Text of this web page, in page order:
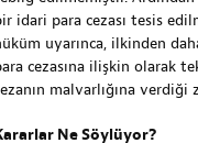
idari para cezası tesis
uyarınca, ilkinden
cezasına ilişkin olarak
malvarlığına
Ne Söylüyor?